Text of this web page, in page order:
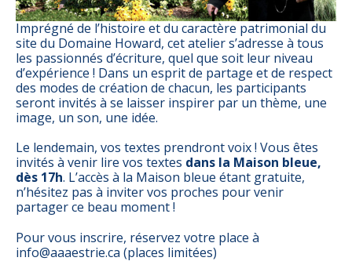
Imprégné de l’histoire et du caractère patrimonial du
site du Domaine Howard, cet atelier s’adresse à tous
les passionnés d’écriture, quel que soit leur niveau
d’expérience ! Dans un esprit de partage et de respect
des modes de création de chacun, les participants
seront invités à se laisser inspirer par un thème, une
image, un son, une idée.
Le lendemain, vos textes prendront voix ! Vous êtes
invités à venir lire vos textes dans la Maison bleue,
dès 17h. L’accès à la Maison bleue étant gratuite,
n’hésitez pas à inviter vos proches pour venir
partager ce beau moment !
Pour vous inscrire, réservez votre place à
info@aaaestrie.ca (places limitées)